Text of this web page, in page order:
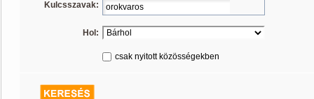
Kulcsszavak:
Hol:
csak nyitott közösségekben